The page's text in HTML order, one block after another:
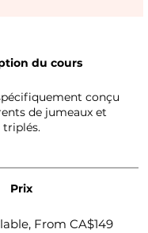
du cours
conçu
de jumeaux et
triplés.
Prix
From CA$149